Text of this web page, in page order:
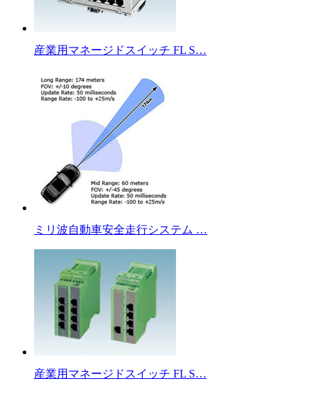
産業用マネージドスイッチ FL S…
ミリ波自動車安全走行システム …
産業用マネージドスイッチ FL S…